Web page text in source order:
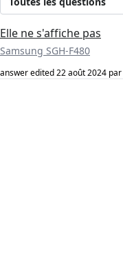
Elle ne s'affiche pas
Samsung SGH-F480
answer edited22 août 2024 par